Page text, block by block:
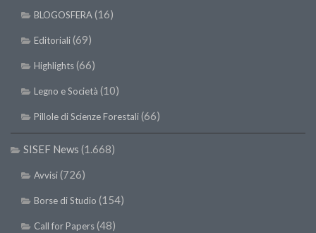
VII Congresso (Isernia 2009)
VI Congresso (Arezzo 2007)
V Congresso (Torino 2003)
I Congresso (Padova 1997)
Redazione
Pagina Principale
Editoriali
BLOGOSFERA(16)
Editoriali(69)
Highlights(66)
Legno e Società (10)
Pillole di Scienze Forestali(66)
SISEF News (1.668)
Avvisi(726)
Borse di Studio (154)
Call for Papers(48)